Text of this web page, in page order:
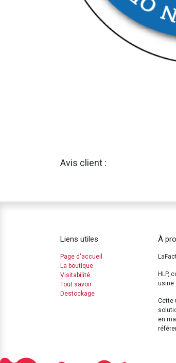
Avis client :
Liens utiles
Page d'accueil
La boutique
Visitabilité
Tout savoir
Destockage
À
HLP,
usine
Cette
en